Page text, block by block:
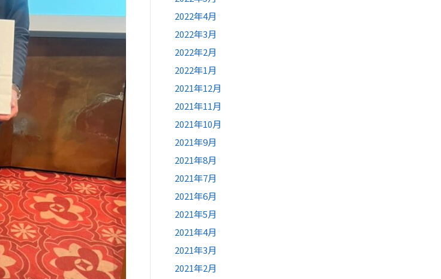
2022年4月
2022年3月
2022年2月
2022年1月
2021年12月
2021年11月
2021年10月
2021年9月
2021年8月
2021年7月
2021年6月
2021年5月
2021年4月
2021年3月
2021年2月